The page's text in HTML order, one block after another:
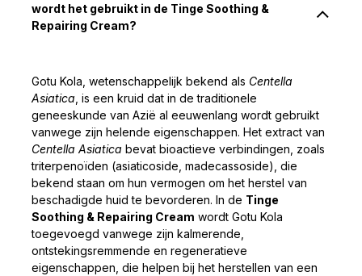
wordt het gebruikt in de Tinge Soothing &
Repairing Cream?
Gotu Kola, wetenschappelijk bekend als Centella
Asiatica , is een kruid dat in de traditionele
geneeskunde van Azië al eeuwenlang wordt gebruikt
vanwege zijn helende eigenschappen. Het extract van
Centella Asiatica bevat bioactieve verbindingen, zoals
triterpenoïden (asiaticoside, madecassoside), die
bekend staan om hun vermogen om het herstel van
beschadigde huid te bevorderen. In de Tinge
Soothing & Repairing Cream wordt Gotu Kola
toegevoegd vanwege zijn kalmerende,
ontstekingsremmende en regeneratieve
eigenschappen, die helpen bij het herstellen van een